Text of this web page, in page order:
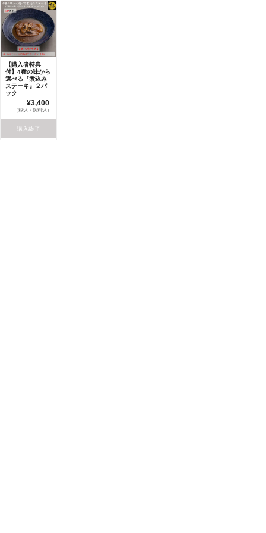
【購入者特典
付】4種の味から
選べる『煮込み
ステーキ』２パ
ック
¥3,400
（税込・送料込）
購入終了